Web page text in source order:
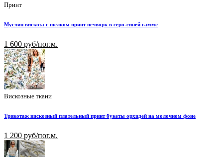
Принт
Муслин вискоза с шелком принт печворк в серо-синей гамме
1 600 руб/пог.м.
Вискозные ткани
Трикотаж вискозный плательный принт букеты орхидей на молочном фоне
1 200 руб/пог.м.